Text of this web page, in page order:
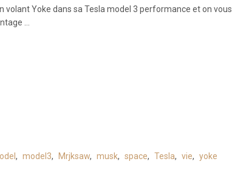
volant Yoke dans sa Tesla model 3 performance et on vous
…
, model3, Mrjksaw, musk, space, Tesla, vie, yoke